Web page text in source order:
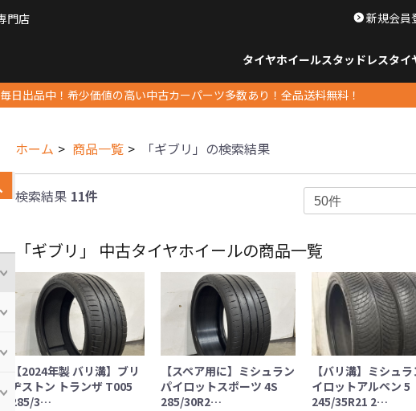
門店 新規会員
タイヤホイールスタッドレスタイ
毎日出品中！希少価値の高い中古カーパーツ多数あり！全品送料無料！
ホーム 商品一覧 「ギブリ」の検索結果
検索結果 11件
「ギブリ」 中古タイヤホイールの商品一覧
【2024年製 バリ溝】ブリ
ヂストン トランザ T005
285/3…
【スペア用に】ミシュラン
パイロットスポーツ 4S
285/30R2…
【バリ溝】ミシュ
イロットアルペン 5
245/35R21 2…